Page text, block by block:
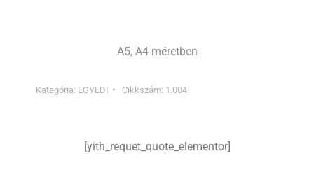
A5, A4 méretben
Kategória: EGYEDI Cikkszám: 1.004
[yith_requet_quote_elementor]